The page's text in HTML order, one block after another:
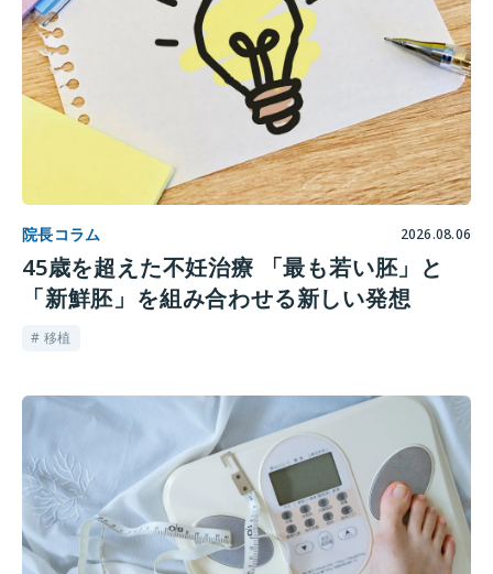
院長コラム 2026.08.06
45歳を超えた不妊治療 「最も若い胚」と
「新鮮胚」を組み合わせる新しい発想
# 移植